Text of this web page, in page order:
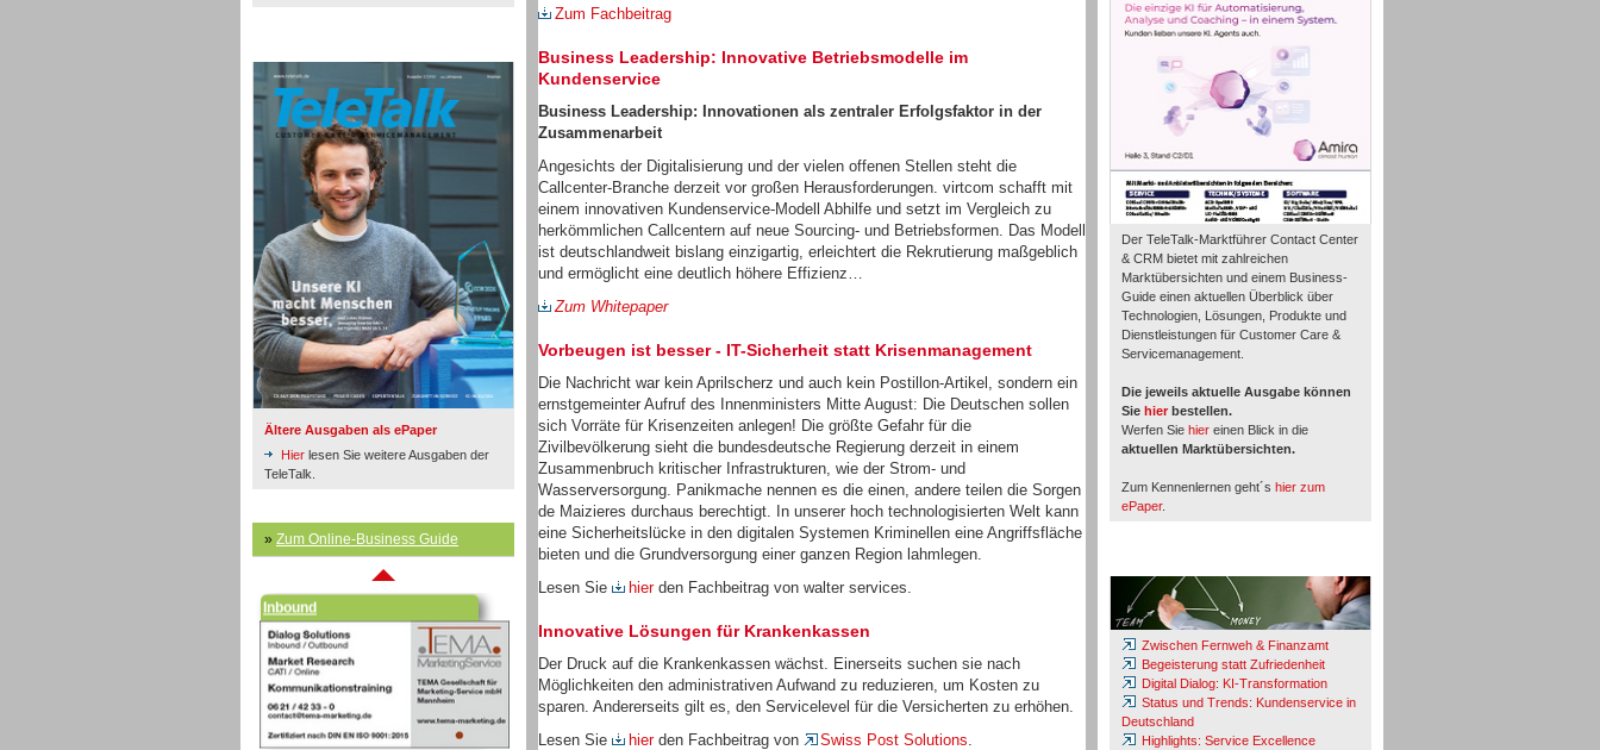
Ältere Ausgaben als ePaper
Hier lesen Sie weitere Ausgaben der
TeleTalk.
» Zum Online-Business Guide
Inbound
Inbound
Inbound
Zum Fachbeitrag
Business Leadership: Innovative Betriebsmodelle im
Kundenservice
Business Leadership: Innovationen als zentraler Erfolgsfaktor in der
Zusammenarbeit
Angesichts der Digitalisierung und der vielen offenen Stellen steht die
Callcenter-Branche derzeit vor großen Herausforderungen. virtcom schafft mit
einem innovativen Kundenservice-Modell Abhilfe und setzt im Vergleich zu
herkömmlichen Callcentern auf neue Sourcing- und Betriebsformen. Das Modell
ist deutschlandweit bislang einzigartig, erleichtert die Rekrutierung maßgeblich
und ermöglicht eine deutlich höhere Effizienz…
Zum Whitepaper
Vorbeugen ist besser - IT-Sicherheit statt Krisenmanagement
Die Nachricht war kein Aprilscherz und auch kein Postillon-Artikel, sondern ein
ernstgemeinter Aufruf des Innenministers Mitte August: Die Deutschen sollen
sich Vorräte für Krisenzeiten anlegen! Die größte Gefahr für die
Zivilbevölkerung sieht die bundesdeutsche Regierung derzeit in einem
Zusammenbruch kritischer Infrastrukturen, wie der Strom- und
Wasserversorgung. Panikmache nennen es die einen, andere teilen die Sorgen
de Maizieres durchaus berechtigt. In unserer hoch technologisierten Welt kann
eine Sicherheitslücke in den digitalen Systemen Kriminellen eine Angriffsfläche
bieten und die Grundversorgung einer ganzen Region lahmlegen.
Lesen Sie
hierden Fachbeitrag von walter services.
Innovative Lösungen für Krankenkassen
Der Druck auf die Krankenkassen wächst. Einerseits suchen sie nach
Möglichkeiten den administrativen Aufwand zu reduzieren, um Kosten zu
sparen. Andererseits gilt es, den Servicelevel für die Versicherten zu erhöhen.
Lesen Sie
hier den Fachbeitrag von Swiss Post Solutions.
Der TeleTalk-Marktführer Contact Center
& CRM bietet mit zahlreichen
Marktübersichten und einem Business-
Guide einen aktuellen Überblick über
Technologien, Lösungen, Produkte und
Dienstleistungen für Customer Care &
Servicemanagement.
Die jeweils aktuelle Ausgabe können
Sie hier bestellen.
Werfen Sie hier einen Blick in die
aktuellen Marktübersichten.
Zum Kennenlernen geht´s hier zum
ePaper.
Zwischen Fernweh & Finanzamt
Begeisterung statt Zufriedenheit
Digital Dialog: KI-Transformation
Status und Trends: Kundenservice in
Deutschland
Highlights: Service Excellence